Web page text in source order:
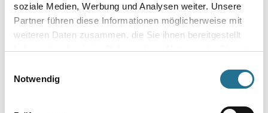
soziale Medien, Werbung und Analysen weiter. Unsere
Partner führen diese Informationen möglicherweise mit
weiteren Daten zusammen, die Sie ihnen bereitgestellt
haben oder die sie im Rahmen Ihrer Nutzung der Dienste
Notwendig